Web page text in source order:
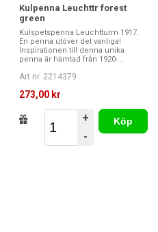
Kulpenna Leuchttr forest
green
Kulspetspenna Leuchtturm 1917.
En penna utöver det vanliga!
Inspirationen till denna unika
penna är hämtad från 1920-...
Art nr. 2214379
273,00 kr
+
-
Köp